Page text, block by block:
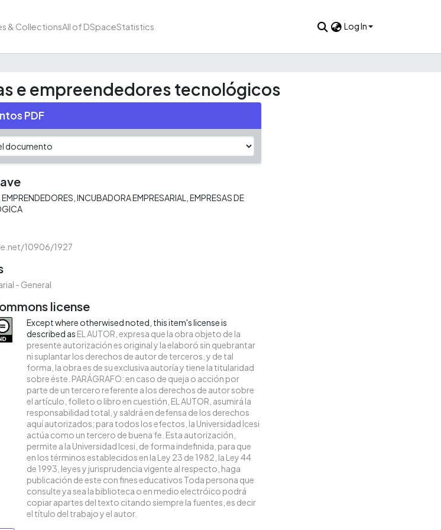
& CollectionsAll of DSpaceStatistics Log In
e empreendedores tecnológicos
PDF
EMPRENDEDORES INCUBADORA EMPRESARIAL
EMPRESAS DE
10906/1927
- General
license
Except where otherwised noted, this item's license is
described as EL AUTOR, expresa que la obra objeto de la
presente autorización es original y la elaboró sin quebrantar
ni suplantar los derechos de autor de terceros, y de tal
forma, la obra es de su exclusiva autoría y tiene la titularidad
sobre éste. PARÁGRAFO: en caso de queja o acción por
parte de un tercero referente a los derechos de autor sobre
el artículo, folleto o libro en cuestión, EL AUTOR, asumirá la
responsabilidad total, y saldrá en defensa de los derechos
aquí autorizados; para todos los efectos, la Universidad Icesi
actúa como un tercero de buena fe. Esta autorización,
permite a la Universidad Icesi, de forma indefinida, para que
en los términos establecidos en la Ley 23 de 1982, la Ley 44
de 1993, leyes y jurisprudencia vigente al respecto, haga
publicación de este con fines educativos Toda persona que
consulte ya sea la biblioteca o en medio electróico podrá
copiar apartes del texto citando siempre la fuentes, es decir
el título del trabajo y el autor.